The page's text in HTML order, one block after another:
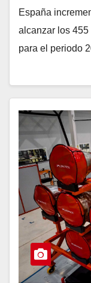
España
alcanzar los
para el periodo